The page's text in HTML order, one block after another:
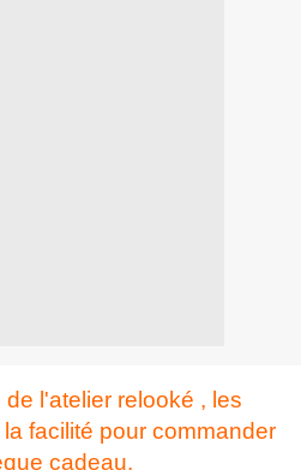
l'atelier relooké , les
facilité pour commander
cadeau.